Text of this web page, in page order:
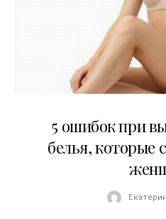
5 ошибок при
белья, которые